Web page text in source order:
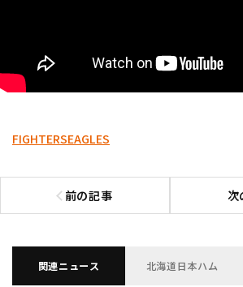
FIGHTERSEAGLES
前の記事
前の記事へ 次
関連ニュース 北海道日本ハム